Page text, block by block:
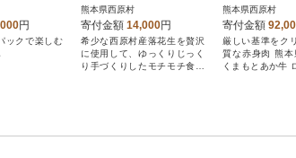
円
ックで楽しむ
入り
熊本県西原村
寄付金額 14,000円
希少な西原村産落花生を贅沢
に使用して、ゆっくりじっく
り手づくりしたモチモチ食感
ク2000g(西原
熊本県西原村
寄付金額
厳しい基準をク
質な赤身肉 熊
くまもとあか牛